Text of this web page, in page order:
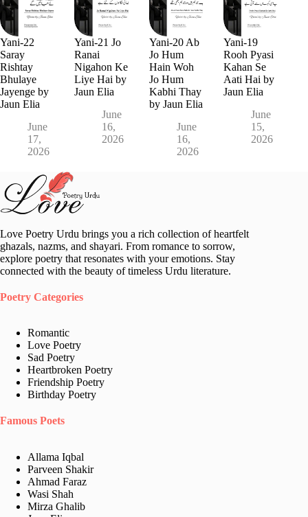
Yani-22
Saray
Rishtay
Bhulaye
Jayenge by
Jaun Elia
June
17,
2026
Yani-21 Jo
Ranai
Nigahon Ke
Liye Hai by
Jaun Elia
June
16,
2026
Yani-20 Ab
Jo Hum
Hain Woh
Jo Hum
Kabhi Thay
by Jaun Elia
June
16,
2026
Yani-19
Rooh Pyasi
Kahan Se
Aati Hai by
Jaun Elia
June
15,
2026
Love Poetry Urdu brings you a rich collection of heartfelt
ghazals, nazms, and shayari. From romance to sorrow,
explore poetry that resonates with your emotions. Stay
connected with the beauty of timeless Urdu literature.
Poetry Categories
Romantic
Love Poetry
Sad Poetry
Heartbroken Poetry
Friendship Poetry
Birthday Poetry
Famous Poets
Allama Iqbal
Parveen Shakir
Ahmad Faraz
Wasi Shah
Mirza Ghalib